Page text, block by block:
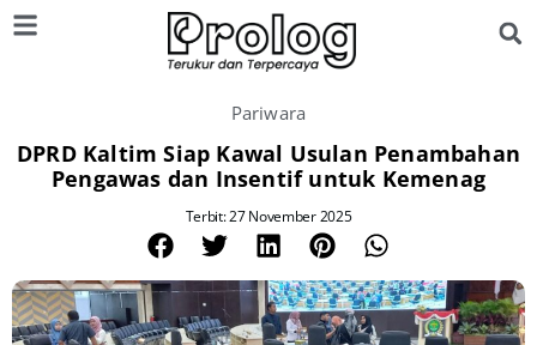
Pariwara
DPRD Kaltim Siap Kawal Usulan Penambahan
Pengawas dan Insentif untuk Kemenag
Terbit: 27 November 2025